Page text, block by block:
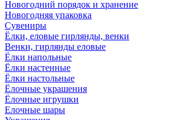
Новогодний порядок и хранение
Новогодняя упаковка
Сувениры
Ёлки, еловые гирлянды, венки
Венки, гирлянды еловые
Ёлки напольные
Ёлки настенные
Ёлки настольные
Ёлочные украшения
Ёлочные игрушки
Елочные шары